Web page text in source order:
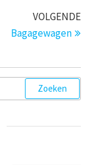
VOLGENDE
Bagagewagen